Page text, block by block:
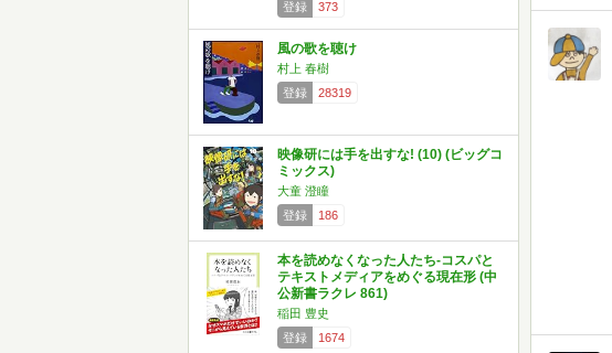
登録
373
風の歌を聴け
村上 春樹
登録
28319
映像研には手を出すな! (10) (ビッグコ
ミックス)
大童 澄瞳
登録
186
本を読めなくなった人たち-コスパと
テキストメディアをめぐる現在形 (中
公新書ラクレ 861)
稲田 豊史
登録
1674